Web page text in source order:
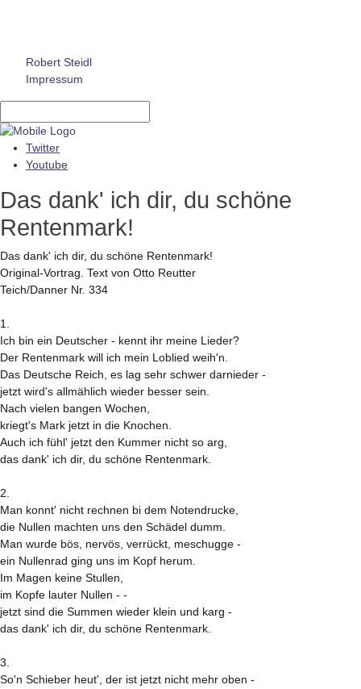
Robert Steidl
Impressum
Twitter
Youtube
Das dank' ich dir, du schöne
Rentenmark!
Das dank' ich dir, du schöne Rentenmark!
Original-Vortrag. Text von Otto Reutter
Teich/Danner Nr. 334
1.
Ich bin ein Deutscher - kennt ihr meine Lieder?
Der Rentenmark will ich mein Loblied weih'n.
Das Deutsche Reich, es lag sehr schwer darnieder -
jetzt wird's allmählich wieder besser sein.
Nach vielen bangen Wochen,
kriegt's Mark jetzt in die Knochen.
Auch ich fühl' jetzt den Kummer nicht so arg,
das dank' ich dir, du schöne Rentenmark.
2.
Man konnt' nicht rechnen bi dem Notendrucke,
die Nullen machten uns den Schädel dumm.
Man wurde bös, nervös, verrückt, meschugge -
ein Nullenrad ging uns im Kopf herum.
Im Magen keine Stullen,
im Kopfe lauter Nullen - -
jetzt sind die Summen wieder klein und karg -
das dank' ich dir, du schöne Rentenmark.
3.
So'n Schieber heut', der ist jetzt nicht mehr oben -